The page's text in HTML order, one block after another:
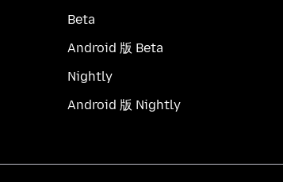
Beta
Android 版 Beta
Nightly
Android 版 Nightly